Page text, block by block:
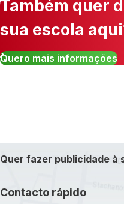
Também quer
sua escola
Quero mais informações
Quer fazer publicidade à
Contacto rápido